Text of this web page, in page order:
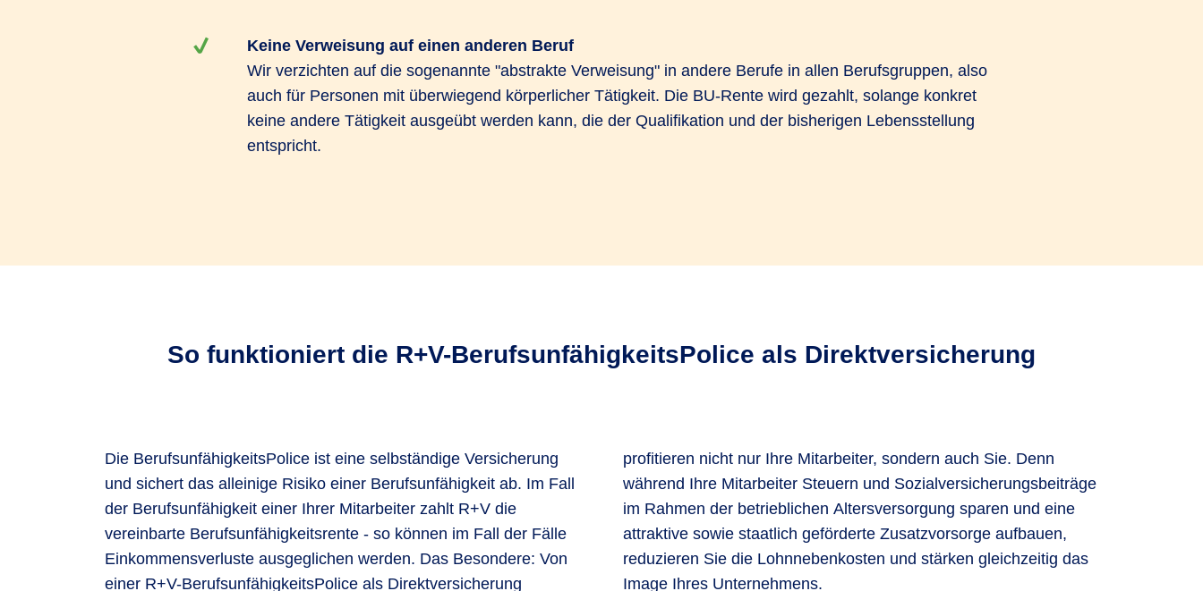
Keine Verweisung auf einen anderen Beruf
Wir verzichten auf die sogenannte "abstrakte Verweisung" in andere Berufe in allen Berufsgruppen, also
auch für Personen mit überwiegend körperlicher Tätigkeit. Die BU-Rente wird gezahlt, solange konkret
keine andere Tätigkeit ausgeübt werden kann, die der Qualifikation und der bisherigen Lebensstellung
entspricht.
So funktioniert die R+V-BerufsunfähigkeitsPolice als Direktversicherung
Die BerufsunfähigkeitsPolice ist eine selbständige Versicherung
und sichert das alleinige Risiko einer Berufsunfähigkeit ab. Im Fall
der Berufsunfähigkeit einer Ihrer Mitarbeiter zahlt R+V die
vereinbarte Berufsunfähigkeitsrente - so können im Fall der Fälle
Einkommensverluste ausgeglichen werden. Das Besondere: Von
einer R+V-BerufsunfähigkeitsPolice als Direktversicherung
profitieren nicht nur Ihre Mitarbeiter, sondern auch Sie. Denn
während Ihre Mitarbeiter Steuern und Sozialversicherungsbeiträge
im Rahmen der betrieblichen Altersversorgung sparen und eine
attraktive sowie staatlich geförderte Zusatzvorsorge aufbauen,
reduzieren Sie die Lohnnebenkosten und stärken gleichzeitig das
Image Ihres Unternehmens.